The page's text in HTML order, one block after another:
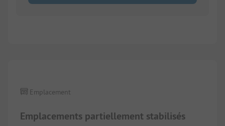
Emplacements partiellement stabilisés
Emplacement